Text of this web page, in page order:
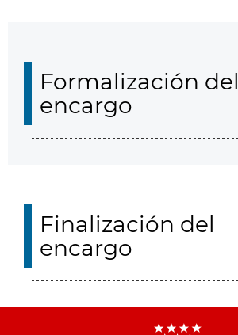
Formalización del
encargo
Finalización del
encargo